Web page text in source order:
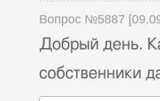
Вопрос №5887
Добрый день.
собственники